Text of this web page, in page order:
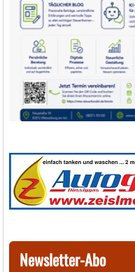
Newsletter-Abo